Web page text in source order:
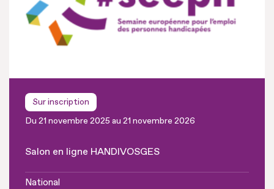
Sur inscription
Du 21 novembre 2025 au 21 novembre 2026
Salon en ligne HANDIVOSGES
National